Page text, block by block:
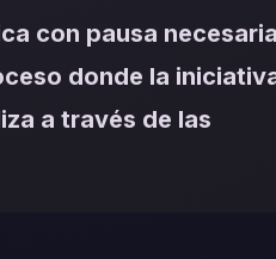
con pausa
donde la
a través de las